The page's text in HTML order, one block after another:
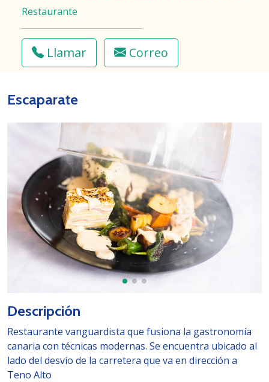
Restaurante
Llamar Correo
Descripción
Restaurante vanguardista que fusiona la gastronomía
canaria con técnicas modernas. Se encuentra ubicado al
lado del desvío de la carretera que va en dirección a
Teno Alto
Escaparate